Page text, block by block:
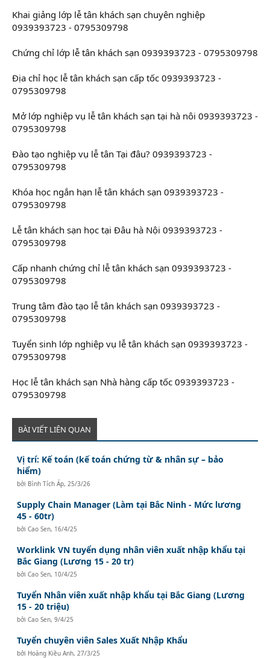
Khai giảng lớp lễ tân khách sạn chuyên nghiệp
0939393723 - 0795309798
Chứng chỉ lớp lễ tân khách sạn 0939393723 - 0795309798
Địa chỉ học lễ tân khách sạn cấp tốc 0939393723 -
0795309798
Mở lớp nghiệp vụ lễ tân khách sạn tại hà nôi 0939393723 -
0795309798
Đào tạo nghiệp vụ lễ tân Tại đâu? 0939393723 -
0795309798
Khóa học ngắn hạn lễ tân khách sạn 0939393723 -
0795309798
Lễ tân khách sạn học tại Đâu hà Nội 0939393723 -
0795309798
Cấp nhanh chứng chỉ lễ tân khách sạn 0939393723 -
0795309798
Trung tâm đào tạo lễ tân khách sạn 0939393723 -
0795309798
Tuyển sinh lớp nghiệp vụ lễ tân khách sạn 0939393723 -
0795309798
Học lễ tân khách sạn Nhà hàng cấp tốc 0939393723 -
0795309798
BÀI VIẾT LIÊN QUAN
Vị trí: Kế toán (kế toán chứng từ & nhân sự – bảo
hiểm)
bởi Bình Tích Áp, 25/3/26
Supply Chain Manager (Làm tại Bắc Ninh - Mức lương
45 - 60tr)
bởiCao Sen, 16/4/25
Worklink VN tuyển dụng nhân viên xuất nhập khẩu tại
Bắc Giang (Lương 15 - 20 tr)
bởiCao Sen, 10/4/25
Tuyển Nhân viên xuất nhập khẩu tại Bắc Giang (Lương
15 - 20 triệu)
bởiCao Sen,9/4/25
Tuyển chuyên viên Sales Xuất Nhập Khẩu
bởi Hoàng Kiều Anh, 27/3/25